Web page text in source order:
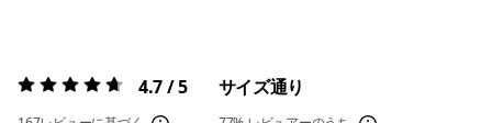
評価:4.7 / 5 4.7 / 5 サイズ通り